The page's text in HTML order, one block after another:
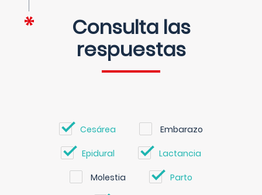
Consulta las
respuestas
Cesárea Embarazo
Epidural Lactancia
Molestia Parto